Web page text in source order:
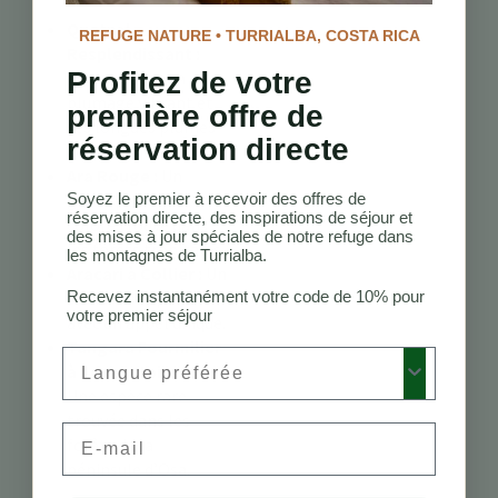
Quetzal
Connu pour son
plumage vibrant et
ses longues plumes
de queue.
grand perroquet
coloré trouvé dans
les forêts tropicales.
toucan frappant
avec un appel unique.
Tangara Fourmilier
à Joues Noires :
Une espèce rare
trouvée dans les
forêts de la
péninsule d’Osa.
REFUGE NATURE • TURRIALBA, COSTA RICA
Profitez de votre
première offre de
réservation directe
Soyez le premier à recevoir des offres de
réservation directe, des inspirations de séjour et
des mises à jour spéciales de notre refuge dans
les montagnes de Turrialba.
Recevez instantanément votre code de 10% pour
votre premier séjour